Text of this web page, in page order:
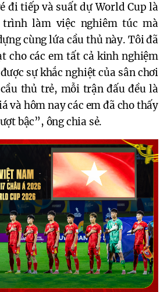
đi tiếp và suất dự World Cup là
trình làm việc nghiêm túc mà
cùng lứa cầu thủ này. Tôi đã
cho các em tất cả kinh nghiệm
sự khắc nghiệt của sân chơi
thủ trẻ, mỗi trận đấu đều là
và hôm nay các em đã cho thấy
bậc”, ông chia sẻ.